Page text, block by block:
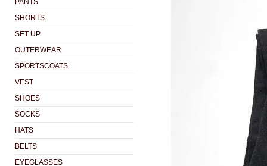
PANTS
SHORTS
SET UP
OUTERWEAR
SPORTSCOATS
VEST
SHOES
SOCKS
HATS
BELTS
EYEGLASSES